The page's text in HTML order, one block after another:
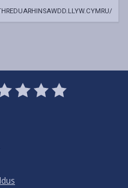
Stars
3
Stars
4
Stars
5
Stars